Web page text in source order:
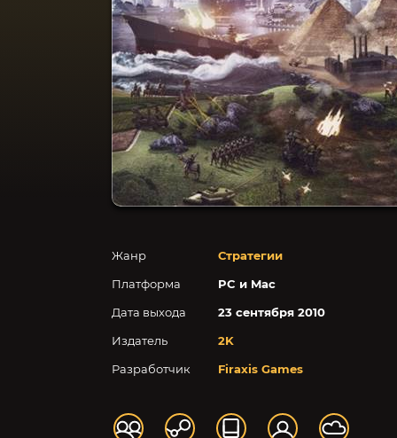
Жанр
Стратегии
Платформа
PC и Mac
Дата выхода
23 сентября 2010
Издатель
2K
Разработчик
Firaxis Games